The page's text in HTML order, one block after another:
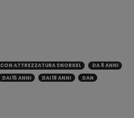
CON ATTREZZATURA SNORKEL
DA 8 ANNI
DAI 15 ANNI DAI 18 ANNI
DAN